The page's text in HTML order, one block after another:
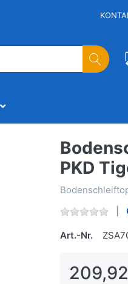
PKD
Art.-Nr.